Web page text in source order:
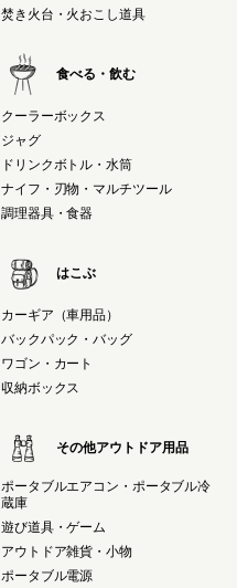
焚き火台・火おこし道具
食べる・飲む
クーラーボックス
ジャグ
ドリンクボトル・水筒
ナイフ・刃物・マルチツール
調理器具・食器
はこぶ
カーギア（車用品）
バックパック・バッグ
ワゴン・カート
収納ボックス
その他アウトドア用品
ポータブルエアコン・ポータブル冷
蔵庫
遊び道具・ゲーム
アウトドア雑貨・小物
ポータブル電源